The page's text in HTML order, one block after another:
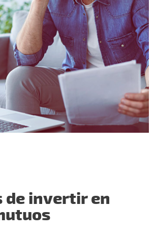
de invertir en